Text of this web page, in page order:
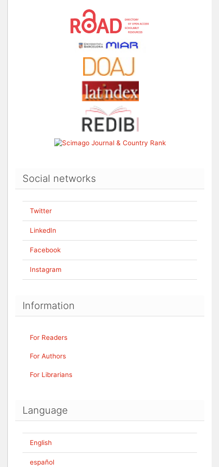
Social networks
Twitter
LinkedIn
Facebook
Instagram
Information
For Readers
For Authors
For Librarians
Language
English
español